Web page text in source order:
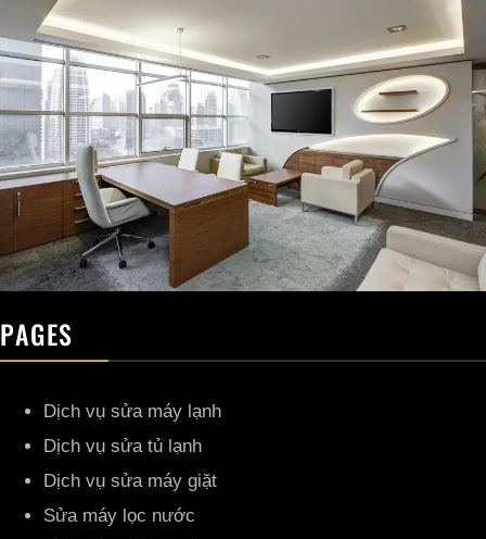
PAGES
Dịch vụ sửa máy lạnh
Dịch vụ sửa tủ lạnh
Dịch vụ sửa máy giặt
Sửa máy lọc nước